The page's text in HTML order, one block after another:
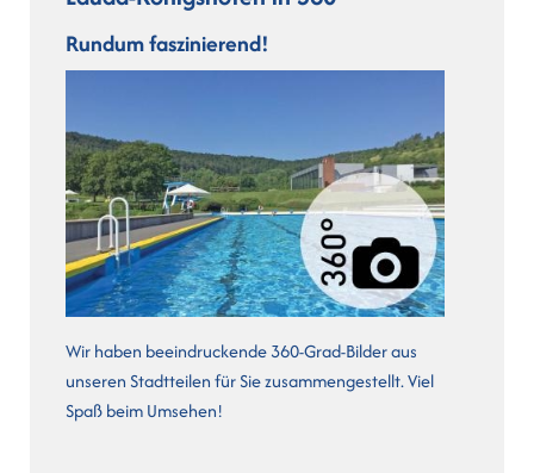
Rundum faszinierend!
Wir haben beeindruckende 360-Grad-Bilder aus
unseren Stadtteilen für Sie zusammengestellt. Viel
Spaß beim Umsehen!